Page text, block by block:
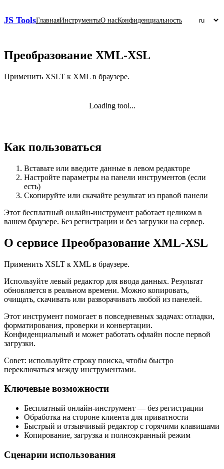
JS ToolsГлавнаяИнструментыО насКонфиденциальность
Преобразование XML‑XSL
Применить XSLT к XML в браузере.
Loading tool...
Как пользоваться
Вставьте или введите данные в левом редакторе
Настройте параметры на панели инструментов (если
есть)
Скопируйте или скачайте результат из правой панели
Этот бесплатный онлайн‑инструмент работает целиком в
вашем браузере. Без регистрации и без загрузки на сервер.
О сервисе Преобразование XML‑XSL
Применить XSLT к XML в браузере.
Используйте левый редактор для ввода данных. Результат
обновляется в реальном времени. Можно копировать,
очищать, скачивать или разворачивать любой из панелей.
Этот инструмент помогает в повседневных задачах: отладки,
форматирования, проверки и конвертации.
Конфиденциальный и может работать офлайн после первой
загрузки.
Совет: используйте строку поиска, чтобы быстро
переключаться между инструментами.
Ключевые возможности
Бесплатный онлайн‑инструмент — без регистрации
Обработка на стороне клиента для приватности
Быстрый и отзывчивый редактор с горячими клавишами
Копирование, загрузка и полноэкранный режим
Сценарии использования